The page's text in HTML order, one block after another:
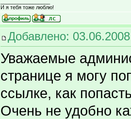
И я тебя тоже люблю!
Добавлено:
Уважаемые
странице я могу
ссылке, как
Очень не удобно